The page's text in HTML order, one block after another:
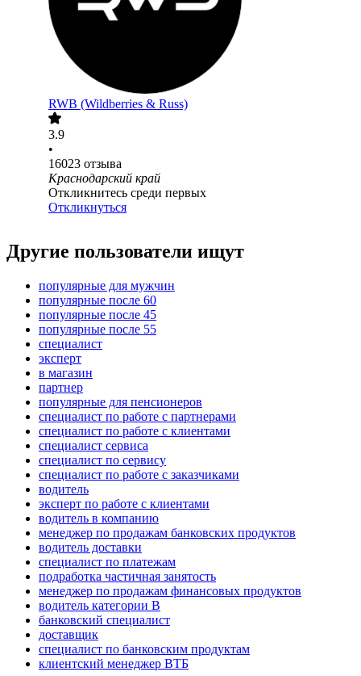
RWB (Wildberries & Russ)
3.9
•
16023 отзыва
Краснодарский край
Откликнитесь среди первых
Откликнуться
Другие пользователи ищут
популярные для мужчин
популярные после 60
популярные после 45
популярные после 55
специалист
эксперт
в магазин
партнер
популярные для пенсионеров
специалист по работе с партнерами
специалист по работе с клиентами
специалист сервиса
специалист по сервису
специалист по работе с заказчиками
водитель
эксперт по работе с клиентами
водитель в компанию
менеджер по продажам банковских продуктов
водитель доставки
специалист по платежам
подработка частичная занятость
менеджер по продажам финансовых продуктов
водитель категории B
банковский специалист
доставщик
специалист по банковским продуктам
клиентский менеджер ВТБ